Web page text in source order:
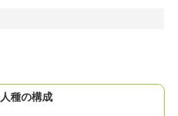
人種の構成